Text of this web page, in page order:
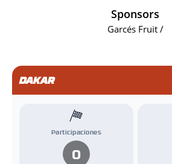
Sponsors
Garcés Fruit /
DAKAR
Participaciones
0